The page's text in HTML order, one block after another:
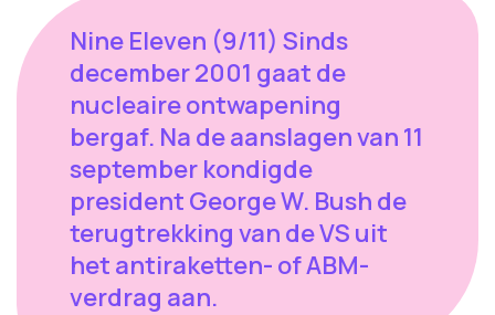
Nine Eleven (9/11) Sinds
december 2001 gaat de
nucleaire ontwapening
bergaf. Na de aanslagen van 11
september kondigde
president George W. Bush de
terugtrekking van de VS uit
het antiraketten- of ABM-
verdrag aan.